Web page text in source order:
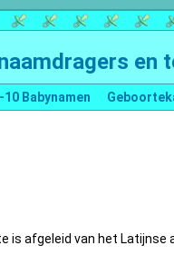
en
10 Babynamen
is afgeleid van het Latijnse